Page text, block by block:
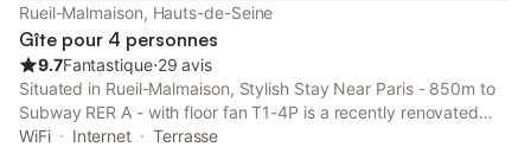
Rueil-Malmaison, Hauts-de-Seine
Gîte pour 4 personnes
9.7Fantastique⋅29 avis
Situated in Rueil-Malmaison, Stylish Stay Near Paris - 850m to
Subway RER A - with floor fan T1-4P is a recently renovated
accommodation, 10 km from Palais des Congrès de Paris and
WiFi Internet
Terrasse